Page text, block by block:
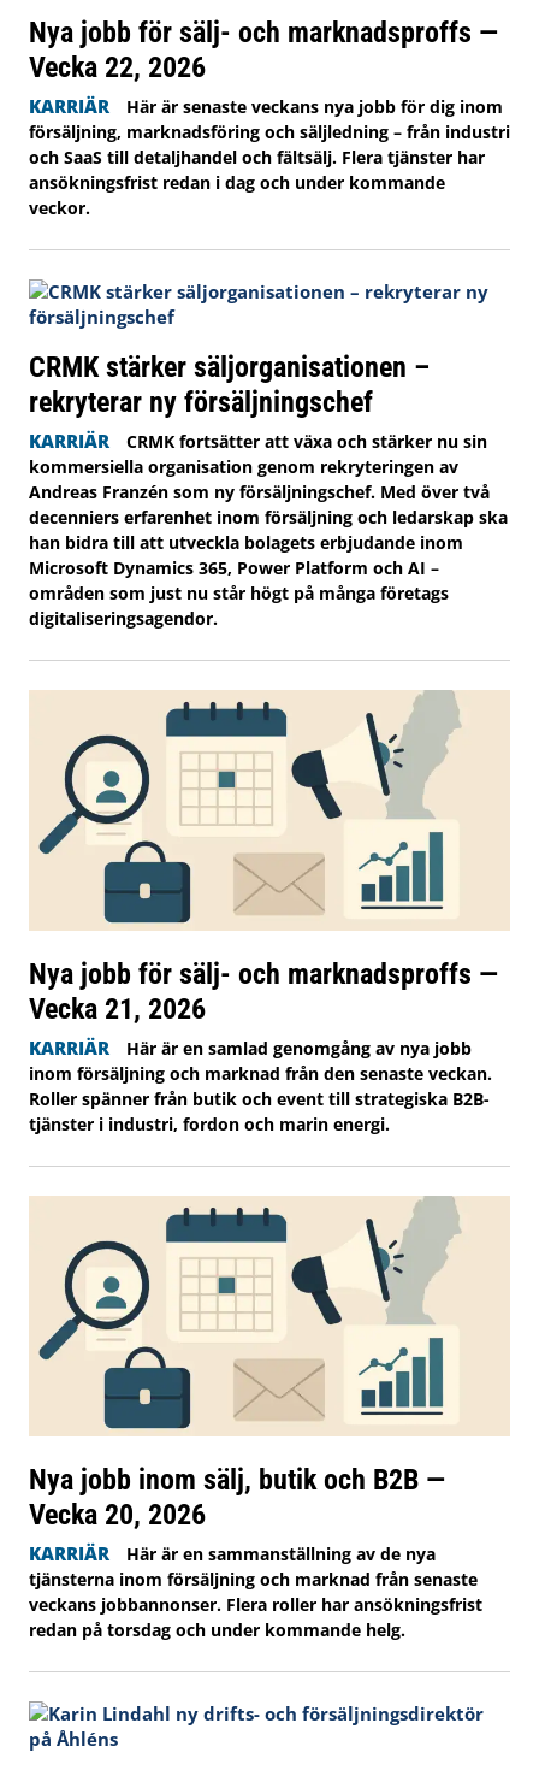
Nya jobb för sälj- och marknadsproffs —
Vecka 22, 2026
KARRIÄR
Här är senaste veckans nya jobb för dig inom
försäljning, marknadsföring och säljledning – från industri
och SaaS till detaljhandel och fältsälj. Flera tjänster har
ansökningsfrist redan i dag och under kommande
veckor.
CRMK stärker säljorganisationen –
rekryterar ny försäljningschef
KARRIÄR
CRMK fortsätter att växa och stärker nu sin
kommersiella organisation genom rekryteringen av
Andreas Franzén som ny försäljningschef. Med över två
decenniers erfarenhet inom försäljning och ledarskap ska
han bidra till att utveckla bolagets erbjudande inom
Microsoft Dynamics 365, Power Platform och AI –
områden som just nu står högt på många företags
digitaliseringsagendor.
Nya jobb för sälj- och marknadsproffs —
Vecka 21, 2026
KARRIÄR
Här är en samlad genomgång av nya jobb
inom försäljning och marknad från den senaste veckan.
Roller spänner från butik och event till strategiska B2B-
tjänster i industri, fordon och marin energi.
Nya jobb inom sälj, butik och B2B —
Vecka 20, 2026
KARRIÄR
Här är en sammanställning av de nya
tjänsterna inom försäljning och marknad från senaste
veckans jobbannonser. Flera roller har ansökningsfrist
redan på torsdag och under kommande helg.